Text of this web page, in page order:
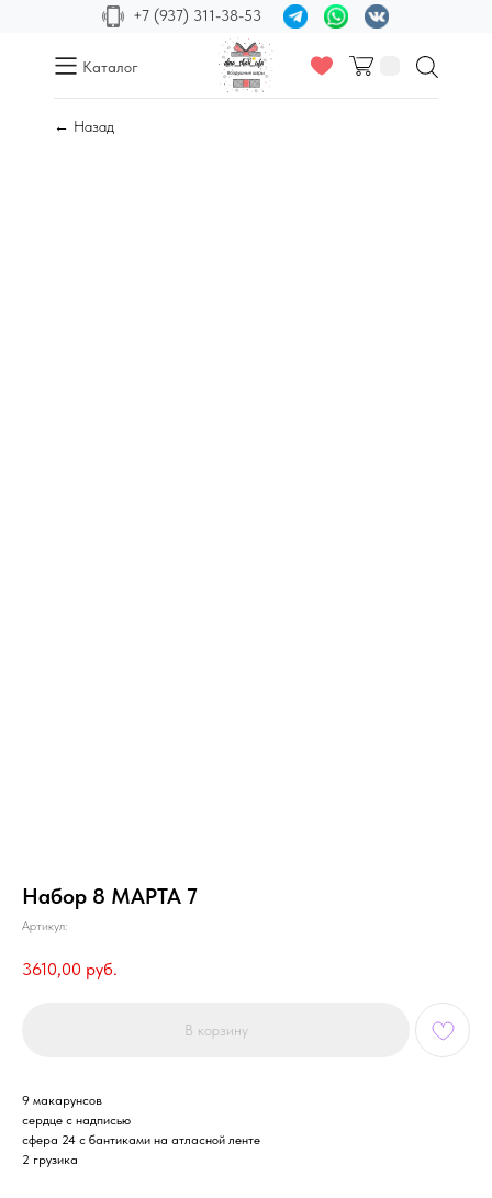
+7 (937) 311-38-53
Каталог
← Назад
Набор 8 МАРТА 7
Артикул:
3610,00 руб.
В корзину
9 макарунсов
сердце с надписью
сфера 24 с бантиками на атласной ленте
2 грузика